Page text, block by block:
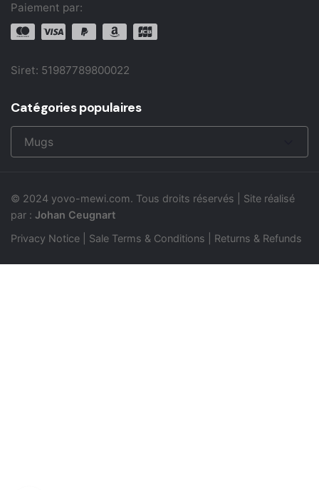
Paiement par:
Siret: 51987789800022
Catégories populaires
Mugs
© 2024 yovo-mewi.com. Tous droits réservés | Site réalisé
par : Johan Ceugnart
Privacy Notice
Sale Terms & Conditions Returns & Refunds